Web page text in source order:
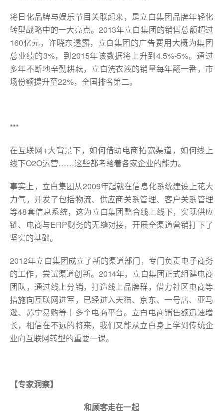
将日化品牌与娱乐节目关联起来，是立白集团品牌年轻化
转型战略中的一大亮点。2013年立白集团的销售总额超过
160亿元，许晓东透露，立白集团的广告费用大概为集团
总业绩的3%，到2015年该数据将上升到4.5%-5%。通过
多年不断地辛勤耕耘，立白洗衣液的销量每年翻一番，市
场份额提升至22%，全国排名第二。
***
在互联网+大背景下，如何借助电商拓宽渠道，如何线上
线下O2O运营……这些都考验着各家企业的能力。
事实上，立白集团从2009年起就在信息化系统建设上花大
力气，开发了包括物流、供应商关系管理、客户关系管理
等48套信息系统，这为立白集团整合线上线下，实现供应
链、电商与ERP财务的无缝对接，开展全渠道营销打下了
坚实的基础。
2012年立白集团成立了新的渠道部门，专门负责电子商务
的工作，尝试渠道创新。2014年，立白集团正式组建电商
团队，通过线上分销，打造线上品牌群，借力社区电商等
措施向互联网进军，已经进入天猫、京东、一号店、亚马
逊、苏宁易购等十多个电商平台。立白电商销售额迅速增
长，相信在不远的将来，我们又能从立白身上学到传统企
业向互联网转型的重要一课。
【专家洞察】
和顾客走在一起